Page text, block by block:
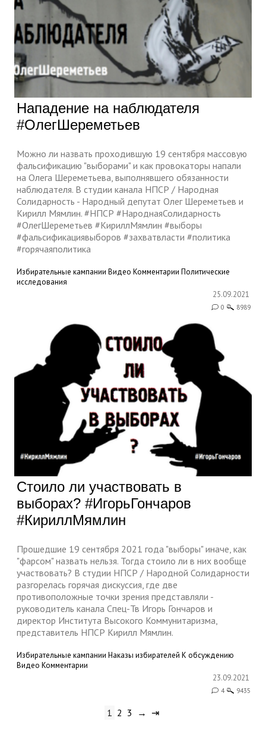
Нападение на наблюдателя
#ОлегШереметьев
Можно ли назвать проходившую 19 сентября массовую
фальсификацию "выборами" и как провокаторы напали
на Олега Шереметьева, выполнявшего обязанности
наблюдателя. В студии канала НПСР / Народная
Солидарность - Народный депутат Олег Шереметьев и
Кирилл Мямлин. #НПСР #НароднаяСолидарность
#ОлегШереметьев #КириллМямлин #выборы
#фальсификациявыборов #захватвласти #политика
#горячаяполитика
Избирательные кампании Видео Комментарии Политические
исследования
25.09.2021
0 8989
Стоило ли участвовать в
выборах? #ИгорьГончаров
#КириллМямлин
Прошедшие 19 сентября 2021 года "выборы" иначе, как
"фарсом" назвать нельзя. Тогда стоило ли в них вообще
участвовать? В студии НПСР / Народной Солидарности
разгорелась горячая дискуссия, где две
противоположные точки зрения представляли -
руководитель канала Спец-Тв Игорь Гончаров и
директор Института Высокого Коммунитаризма,
представитель НПСР Кирилл Мямлин.
Избирательные кампании Наказы избирателей К обсуждению
Видео Комментарии
23.09.2021
4 9435
1 2 3 → ⇥